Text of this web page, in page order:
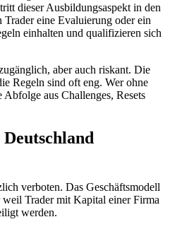
tritt dieser Ausbildungsaspekt in den
eine Evaluierung oder ein
einhalten und qualifizieren sich
aber auch riskant. Die
Regeln sind oft eng. Wer ohne
aus Challenges, Resets
verboten. Das Geschäftsmodell
Trader mit Kapital einer Firma
werden.